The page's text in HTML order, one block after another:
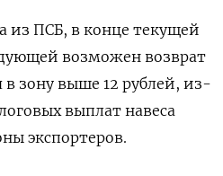
ПСБ, в конце текущей
возможен возврат
зону выше 12 рублей, из-
выплат навеса
экспортеров.